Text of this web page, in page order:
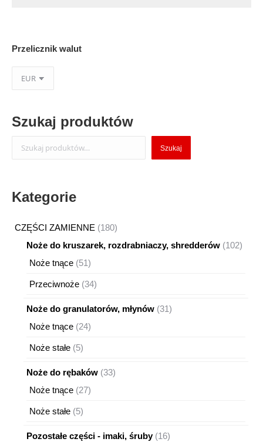
Przelicznik walut
Szukaj produktów
Szukaj
Kategorie
CZĘŚCI ZAMIENNE 180180
produktów
Noże do kruszarek, rozdrabniaczy, shredderów 102102
Noże tnące 5151
Przeciwnoże 3434
Noże do granulatorów, młynów 3131
Noże tnące 2424
Noże stałe 55
Noże do rębaków 3333
Noże tnące 2727
Noże stałe 55
Pozostałe części - imaki, śruby 1616